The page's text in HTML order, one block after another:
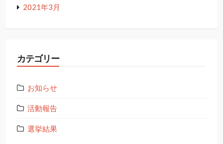
2021年3月
カテゴリー
お知らせ
活動報告
選挙結果